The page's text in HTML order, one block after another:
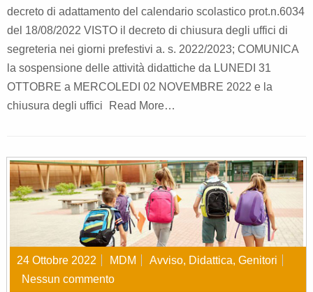
decreto di adattamento del calendario scolastico prot.n.6034
del 18/08/2022 VISTO il decreto di chiusura degli uffici di
segreteria nei giorni prefestivi a. s. 2022/2023; COMUNICA
la sospensione delle attività didattiche da LUNEDI 31
OTTOBRE a MERCOLEDI 02 NOVEMBRE 2022 e la
chiusura degli uffici
Read More…
24 Ottobre 2022 MDM Avviso, Didattica, Genitori
Nessun commento